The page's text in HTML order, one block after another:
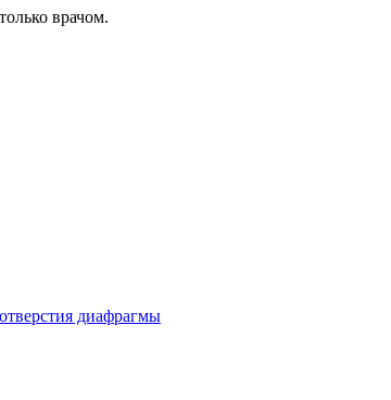
врачом.
диафрагмы